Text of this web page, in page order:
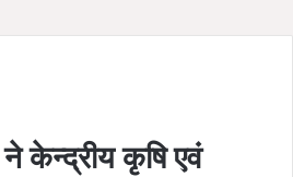
केन्द्रीय कृषि एवं